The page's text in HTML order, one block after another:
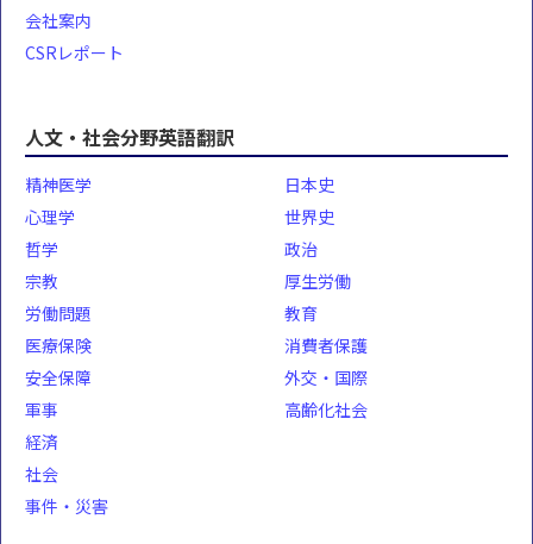
会社案内
CSRレポート
人文・社会分野英語翻訳
精神医学
心理学
哲学
宗教
日本史
世界史
政治
厚生労働
労働問題
医療保険
安全保障
軍事
教育
消費者保護
外交・国際
高齢化社会
経済
社会
事件・災害